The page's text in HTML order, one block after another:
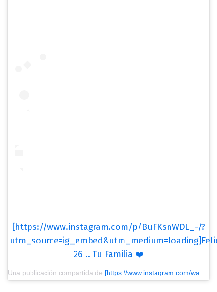
[https://www.instagram.com/p/BuFKsnWDL_-/?
26 .. Tu Familia ❤️
Una publicación compartida de [https://www.instagram.com/wanda_icardi/?utm_source=ig_embed&utm_medium=loading] Wanda nara